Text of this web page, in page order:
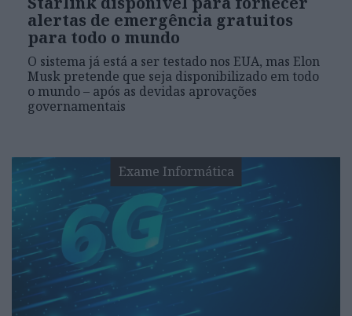
alertas de emergência gratuitos
para todo o mundo
O sistema já está a ser testado nos EUA, mas Elon
Musk pretende que seja disponibilizado em todo
o mundo – após as devidas aprovações
governamentais
Exame Informática